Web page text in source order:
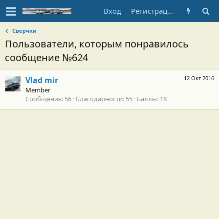
Вход Регистрация
Сверчки
Пользователи, которым понравилось
сообщение №624
12 Окт 2016
Vlad mir
Member
Сообщения 56 Благодарности 55 Баллы 18